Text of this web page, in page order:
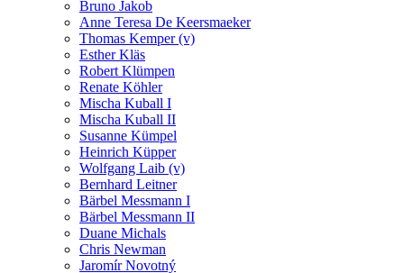
Bruno Jakob
Anne Teresa De Keersmaeker
Thomas Kemper (v)
Esther Kläs
Robert Klümpen
Renate Köhler
Mischa Kuball I
Mischa Kuball II
Susanne Kümpel
Heinrich Küpper
Wolfgang Laib (v)
Bernhard Leitner
Bärbel Messmann I
Bärbel Messmann II
Duane Michals
Chris Newman
Jaromír Novotný